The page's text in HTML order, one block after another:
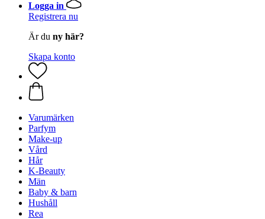
Logga in
Registrera nu
Är du ny här?
Skapa konto
Varumärken
Parfym
Make-up
Vård
Hår
K-Beauty
Män
Baby & barn
Hushåll
Rea